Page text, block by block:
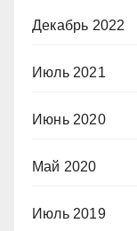
Декабрь 2022
Июль 2021
Июнь 2020
Май 2020
Июль 2019